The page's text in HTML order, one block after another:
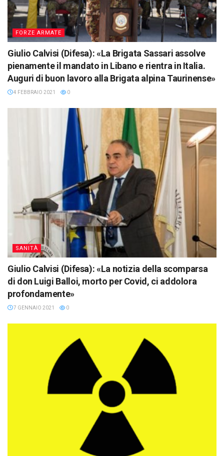
FORZE ARMATE
Giulio Calvisi (Difesa): «La Brigata Sassari assolve
pienamente il mandato in Libano e rientra in Italia.
Auguri di buon lavoro alla Brigata alpina Taurinense»
4 FEBBRAIO 2021 0
SANITÀ
Giulio Calvisi (Difesa): «La notizia della scomparsa
di don Luigi Balloi, morto per Covid, ci addolora
profondamente»
7 GENNAIO 2021 0